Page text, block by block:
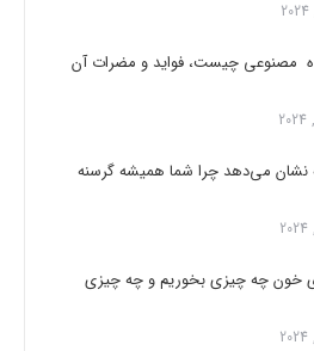
مصنوعی چیست، فواید و مضرات آن
که نشان می‌دهد چرا شما همیشه گرسنه
خون چه چیزی بخوریم و چه چیزی